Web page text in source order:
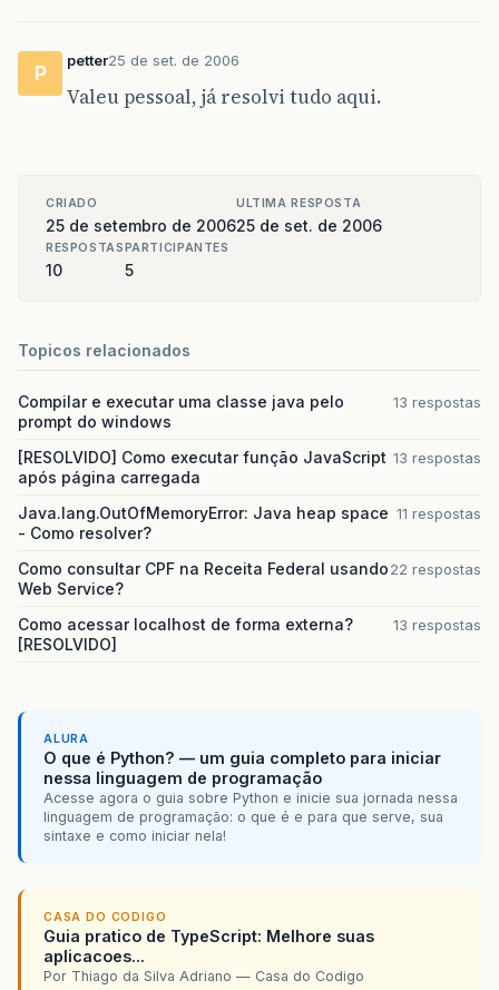
P
petter25 de set. de 2006
Valeu pessoal, já resolvi tudo aqui.
CRIADO
25 de setembro de 2006
ULTIMA RESPOSTA
25 de set. de 2006
RESPOSTAS
10
PARTICIPANTES
5
Topicos relacionados
Compilar e executar uma classe java pelo
prompt do windows
13 respostas
[RESOLVIDO] Como executar função JavaScript
após página carregada
13 respostas
Java.lang.OutOfMemoryError: Java heap space
- Como resolver?
11 respostas
Como consultar CPF na Receita Federal usando
Web Service?
22 respostas
Como acessar localhost de forma externa?
[RESOLVIDO]
13 respostas
ALURA
O que é Python? — um guia completo para iniciar
nessa linguagem de programação
Acesse agora o guia sobre Python e inicie sua jornada nessa
linguagem de programação: o que é e para que serve, sua
sintaxe e como iniciar nela!
CASA DO CODIGO
Guia pratico de TypeScript: Melhore suas
aplicacoes...
Por Thiago da Silva Adriano — Casa do Codigo